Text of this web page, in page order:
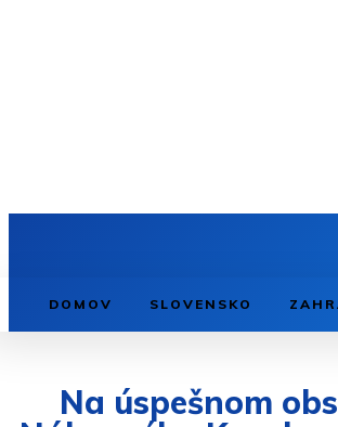
DOMOV SLOVENSKO
Na úspešnom